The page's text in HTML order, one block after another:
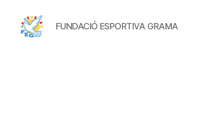
FUNDACIÓ ESPORTIVA GRAMA